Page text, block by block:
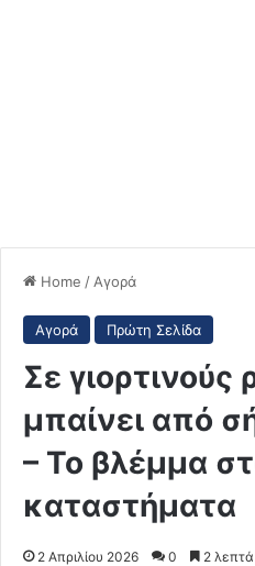
Home / Αγορά
Αγορά Πρώτη Σελίδα
Σε γιορτινούς
μπαίνει από
– Το βλέμμα
καταστήματα
2 Απριλίου 2026 0 2